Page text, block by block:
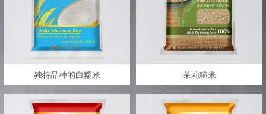
独特品种的白糯米 茉莉糙米